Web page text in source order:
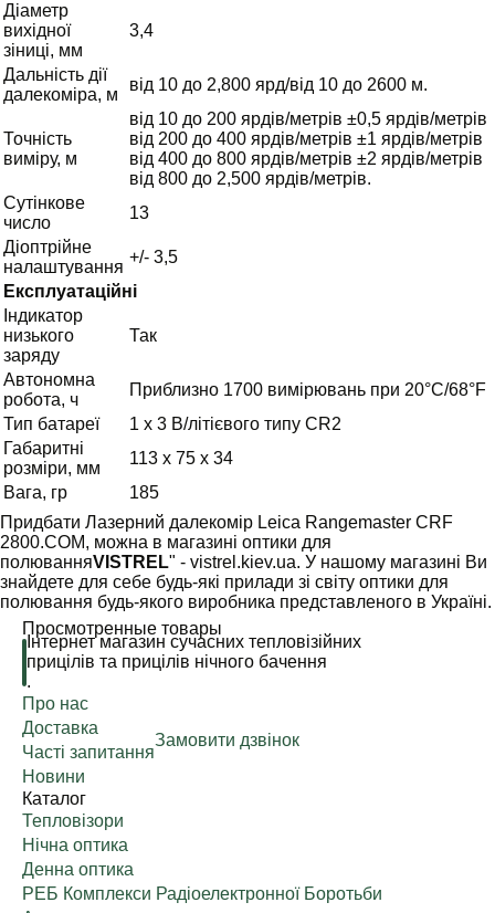
Діаметр
вихідної
зіниці, мм
3,4
Дальність дії
далекоміра, м
від 10 до 2,800 ярд/від 10 до 2600 м.
Точність
виміру, м
від 10 до 200 ярдів/метрів ±0,5 ярдів/метрів
від 200 до 400 ярдів/метрів ±1 ярдів/метрів
від 400 до 800 ярдів/метрів ±2 ярдів/метрів
від 800 до 2,500 ярдів/метрів.
Сутінкове
число
13
Діоптрійне
налаштування
+/- 3,5
Експлуатаційні
Індикатор
низького
заряду
Так
Автономна
робота, ч
Приблизно 1700 вимірювань при 20°C/68°F
Тип батареї
1 x 3 В/літієвого типу CR2
Габаритні
розміри, мм
113 x 75 x 34
Вага, гр
185
Придбати Лазерний далекомір Leica Rangemaster CRF
2800.COM, можна в магазині оптики для
полюванняVISTREL" - vistrel.kiev.ua. У нашому магазині Ви
знайдете для себе будь-які прилади зі світу оптики для
полювання будь-якого виробника представленого в Україні.
Просмотренные товары
Інтернет магазин сучасних тепловізійних
прицілів та прицілів нічного бачення
.
Про нас
Доставка
Часті запитання
Новини
Замовити дзвінок
Каталог
Тепловізори
Нічна оптика
Денна оптика
РЕБ Комплекси Радіоелектронної Боротьби